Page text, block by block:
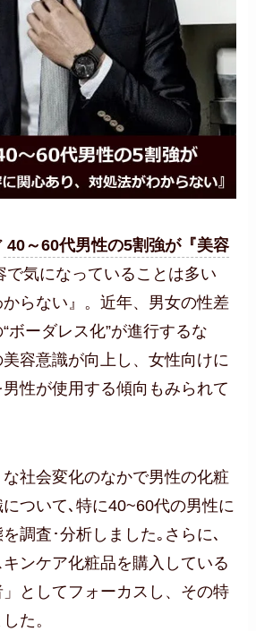
40～60代男性の5割強が『美容
で気になっていることは多い
らない』。近年、男女の性差
ボーダレス化”が進行するな
容意識が向上し、女性向けに
性が使用する傾向もみられて
社会変化のなかで男性の化粧
ついて､特に40~60代の男性に
調査･分析しました｡さらに､
ンケア化粧品を購入している
としてフォーカスし、その特
た。